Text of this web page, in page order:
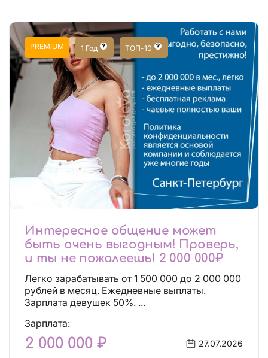
PREMIUM 1 Год ТОП-10
Интересное общение может
быть очень выгодным! Проверь,
и ты не пожалеешь! 2 000 000₽
Легко зарабатывать от 1 500 000 до 2 000 000
рублей в месяц. Ежедневные выплаты.
Зарплата девушек 50%. ...
Зарплата:
2 000 000 ₽ 27.07.2026